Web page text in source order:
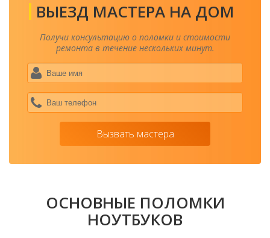
ВЫЕЗД МАСТЕРА НА ДОМ
Получи консультацию о поломки и стоимости
ремонта в течение нескольких минут.
Вызвать мастера
ОСНОВНЫЕ ПОЛОМКИ
НОУТБУКОВ